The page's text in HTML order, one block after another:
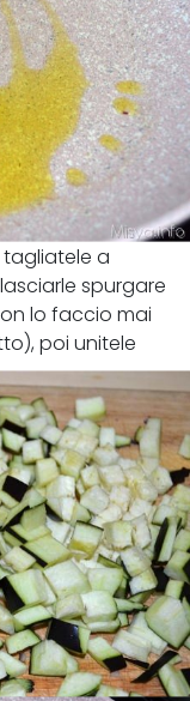
a
spurgare
lo faccio mai
poi unitele